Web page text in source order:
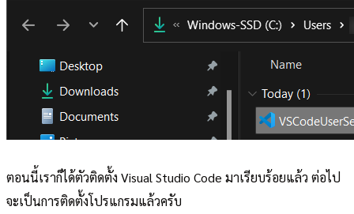
ตอนนี้เราก็ได้ตัวติดตั้ง Visual Studio Code มาเรียบร้อยแล้ว ต่อไป
จะเป็นการติดตั้งโปรแกรมแล้วครับ